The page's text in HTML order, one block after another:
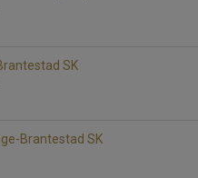
SK
Brantestad SK